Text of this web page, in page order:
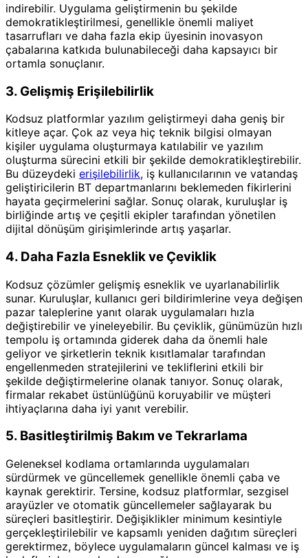
indirebilir. Uygulama geliştirmenin bu şekilde
demokratikleştirilmesi, genellikle önemli maliyet
tasarrufları ve daha fazla ekip üyesinin inovasyon
çabalarına katkıda bulunabileceği daha kapsayıcı bir
ortamla sonuçlanır.
3. Gelişmiş Erişilebilirlik
Kodsuz platformlar yazılım geliştirmeyi daha geniş bir
kitleye açar. Çok az veya hiç teknik bilgisi olmayan
kişiler uygulama oluşturmaya katılabilir ve yazılım
oluşturma sürecini etkili bir şekilde demokratikleştirebilir.
Bu düzeydeki erişilebilirlik, iş kullanıcılarının ve vatandaş
geliştiricilerin BT departmanlarını beklemeden fikirlerini
hayata geçirmelerini sağlar. Sonuç olarak, kuruluşlar iş
birliğinde artış ve çeşitli ekipler tarafından yönetilen
dijital dönüşüm girişimlerinde artış yaşarlar.
4. Daha Fazla Esneklik ve Çeviklik
Kodsuz çözümler gelişmiş esneklik ve uyarlanabilirlik
sunar. Kuruluşlar, kullanıcı geri bildirimlerine veya değişen
pazar taleplerine yanıt olarak uygulamaları hızla
değiştirebilir ve yineleyebilir. Bu çeviklik, günümüzün hızlı
tempolu iş ortamında giderek daha da önemli hale
geliyor ve şirketlerin teknik kısıtlamalar tarafından
engellenmeden stratejilerini ve tekliflerini etkili bir
şekilde değiştirmelerine olanak tanıyor. Sonuç olarak,
firmalar rekabet üstünlüğünü koruyabilir ve müşteri
ihtiyaçlarına daha iyi yanıt verebilir.
5. Basitleştirilmiş Bakım ve Tekrarlama
Geleneksel kodlama ortamlarında uygulamaları
sürdürmek ve güncellemek genellikle önemli çaba ve
kaynak gerektirir. Tersine, kodsuz platformlar, sezgisel
arayüzler ve otomatik güncellemeler sağlayarak bu
süreçleri basitleştirir. Değişiklikler minimum kesintiyle
gerçekleştirilebilir ve kapsamlı yeniden dağıtım süreçleri
gerektirmez, böylece uygulamaların güncel kalması ve iş